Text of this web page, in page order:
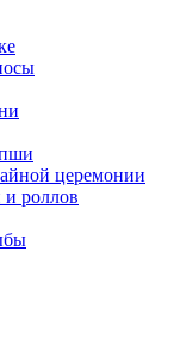
церемонии
роллов